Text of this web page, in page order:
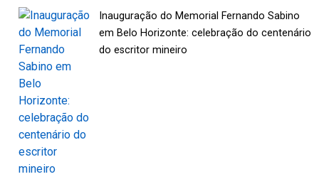
Inauguração do Memorial Fernando Sabino
em Belo Horizonte: celebração do centenário
do escritor mineiro